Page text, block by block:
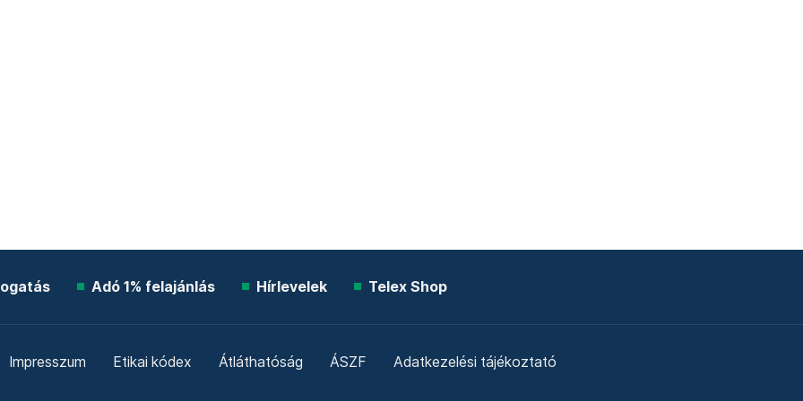
Adó 1% felajánlás Hírlevelek Telex Shop
Impresszum Etikai kódex Átláthatóság ÁSZF Adatkezelési tájékoztató